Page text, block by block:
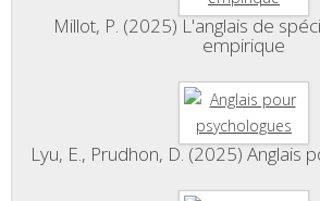
Millot, P. (2025) L'anglais de
empirique
Lyu, E., Prudhon, D. (2025) Anglais